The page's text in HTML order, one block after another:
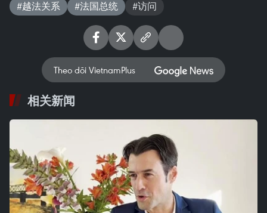
#越法关系 #法国总统 #访问
Theo dõi VietnamPlus
相关新闻